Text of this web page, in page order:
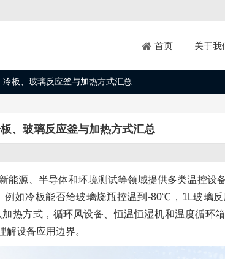
首页 关于我
板、玻璃反应釜与加热方式汇总
、玻璃反应釜与加热方式汇总
能源、半导体和环境测试等领域提供多类温控设
如冷板能否给玻璃烧瓶控温到-80℃，1L玻璃
热方式，循环风设备、恒温恒湿机和温度循环
设备应用边界。